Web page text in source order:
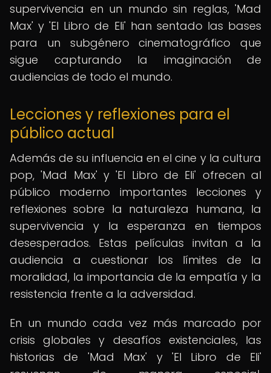
supervivencia en un mundo sin reglas, 'Mad
Max' y 'El Libro de Eli' han sentado las bases
para un subgénero cinematográfico que
sigue capturando la imaginación de
audiencias de todo el mundo.
Lecciones y reflexiones para el
público actual
Además de su influencia en el cine y la cultura
pop, 'Mad Max' y 'El Libro de Eli' ofrecen al
público moderno importantes lecciones y
reflexiones sobre la naturaleza humana, la
supervivencia y la esperanza en tiempos
desesperados. Estas películas invitan a la
audiencia a cuestionar los límites de la
moralidad, la importancia de la empatía y la
resistencia frente a la adversidad.
En un mundo cada vez más marcado por
crisis globales y desafíos existenciales, las
historias de 'Mad Max' y 'El Libro de Eli'